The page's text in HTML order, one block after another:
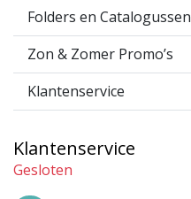
Folders en Catalogussen
Zon & Zomer Promo’s
Klantenservice
Klantenservice
Gesloten